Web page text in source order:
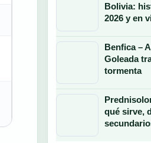
Bolivia:
2026 y en
Benfica –
Goleada
tormenta
qué sirve,